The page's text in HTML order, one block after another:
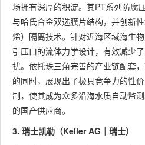
场拥有深厚的积淀。其PT系列防腐
与哈氏合金双选膜片结构，并创新
烯）隔离技术。针对近海区域海生
引压口的流体力学设计，有效减少
扰。依托珠三角完善的产业链配套
的同时，展现出了极具竞争力的性
制，使其成为众多沿海水质自动监
的国产供应商。
3. 瑞士凯勒（Keller AG｜瑞士）